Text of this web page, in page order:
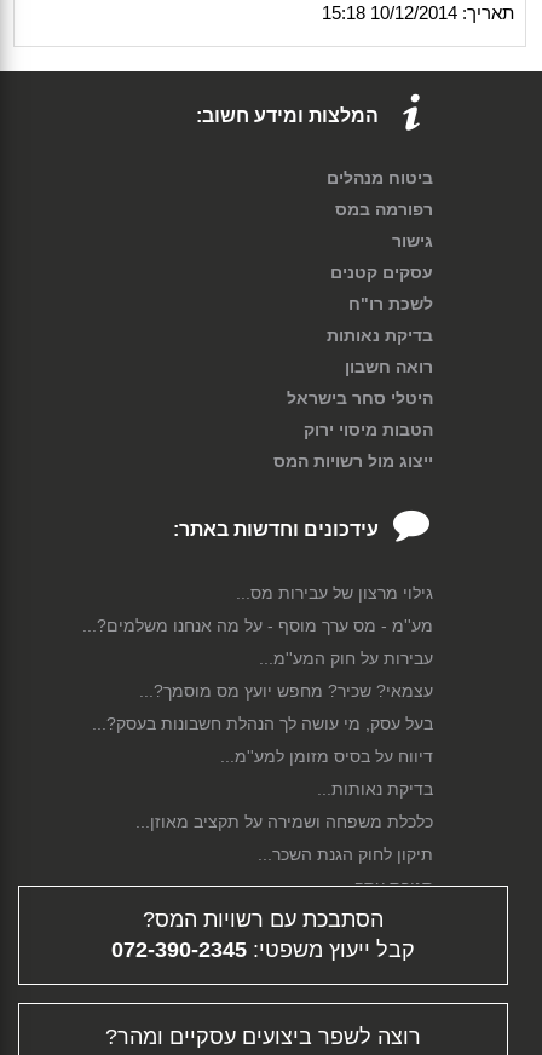
תאריך: 10/12/2014 15:18
המלצות ומידע חשוב:
ביטוח מנהלים
רפורמה במס
גישור
עסקים קטנים
לשכת רו"ח
בדיקת נאותות
רואה חשבון
היטלי סחר בישראל
הטבות מיסוי ירוק
ייצוג מול רשויות המס
עידכונים וחדשות באתר:
גילוי מרצון של עבירות מס...
מע''מ - מס ערך מוסף - על מה אנחנו משלמים?...
עבירות על חוק המע''מ...
עצמאי? שכיר? מחפש יועץ מס מוסמך?...
בעל עסק, מי עושה לך הנהלת חשבונות בעסק?...
דיווח על בסיס מזומן למע''מ...
בדיקת נאותות...
כלכלת משפחה ושמירה על תקציב מאוזן...
תיקון לחוק הגנת השכר...
סגירת עסק...
פירוק חברה...
גיוס הון...
דיווח מקוון...
פיצויי פיטורין...
הסתבכת עם רשויות המס?
קבל ייעוץ משפטי:072-390-2345
רוצה לשפר ביצועים עסקיים ומהר?